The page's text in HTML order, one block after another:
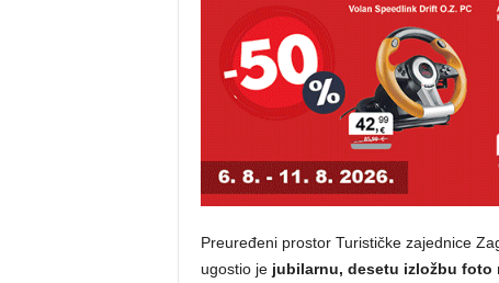
Preuređeni prostor Turističke zajednice
ugostio je jubilarnu, desetu izložbu foto